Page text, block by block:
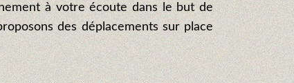
à votre écoute dans le but de
des déplacements sur place